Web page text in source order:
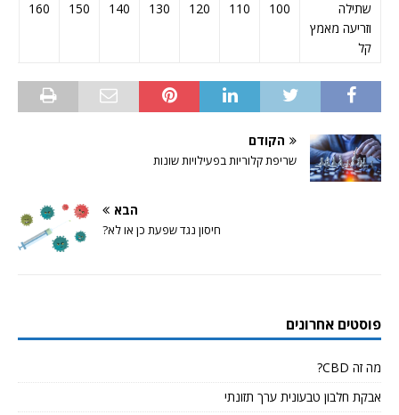
שתילה
וזריעה מאמץ
קל
100
110
120
130
140
150
160
הקודם
שריפת קלוריות בפעילויות שונות
הבא
חיסון נגד שפעת כן או לא?
פוסטים אחרונים
מה זה CBD?
אבקת חלבון טבעונית ערך תזונתי